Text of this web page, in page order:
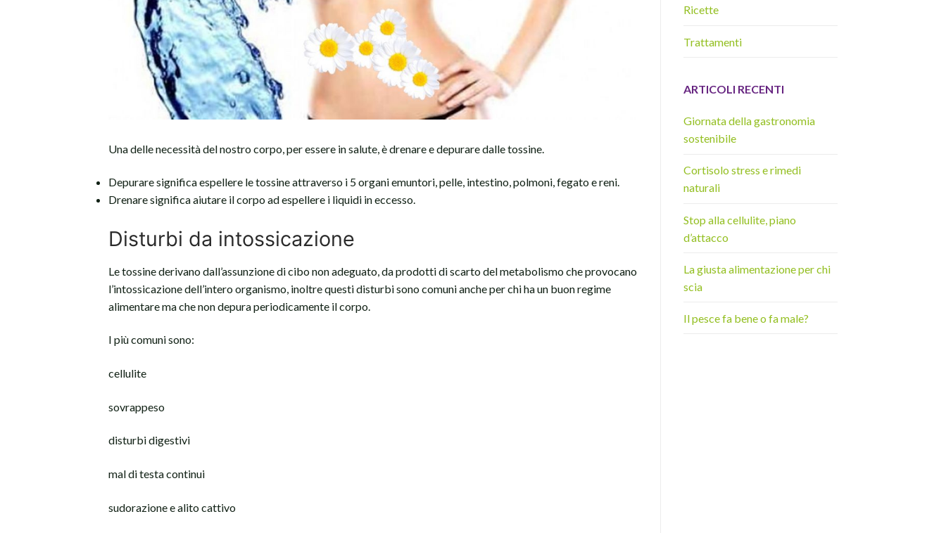
Una delle necessità del nostro corpo, per essere in salute, è drenare e depurare dalle tossine.
Depurare significa espellere le tossine attraverso i 5 organi emuntori, pelle, intestino, polmoni, fegato e reni.
Drenare significa aiutare il corpo ad espellere i liquidi in eccesso.
Disturbi da intossicazione
Le tossine derivano dall’assunzione di cibo non adeguato, da prodotti di scarto del metabolismo che provocano
l’intossicazione dell’intero organismo, inoltre questi disturbi sono comuni anche per chi ha un buon regime
alimentare ma che non depura periodicamente il corpo.
I più comuni sono:
cellulite
sovrappeso
disturbi digestivi
mal di testa continui
sudorazione e alito cattivo
Ricette
Trattamenti
ARTICOLI RECENTI
Giornata della gastronomia
sostenibile
Cortisolo stress e rimedi
naturali
Stop alla cellulite, piano
d’attacco
La giusta alimentazione per chi
scia
Il pesce fa bene o fa male?